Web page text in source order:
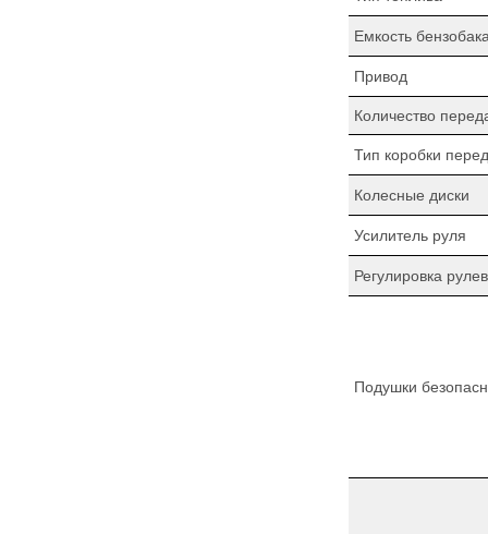
Емкость
Привод
Количество
Тип коробки
Колесные диски
Усилитель руля
Регулировка
Подушки